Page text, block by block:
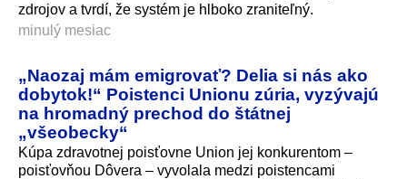
zdrojov a tvrdí, že systém je hlboko zraniteľný.
minulý mesiac
„Naozaj mám emigrovať? Delia si nás ako
dobytok!“ Poistenci Unionu zúria, vyzývajú
na hromadný prechod do štátnej
„všeobecky“
Kúpa zdravotnej poisťovne Union jej konkurentom –
poisťovňou Dôvera – vyvolala medzi poistencami